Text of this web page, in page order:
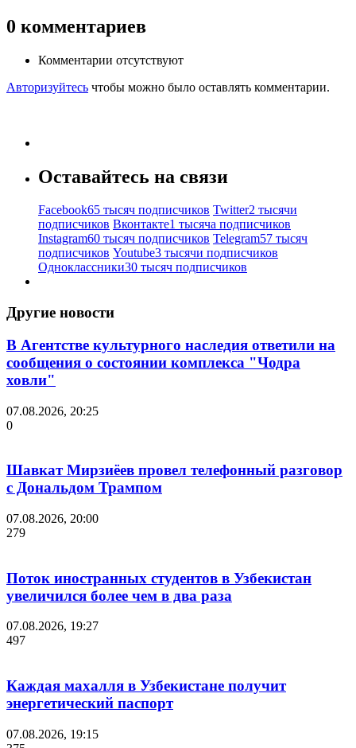
0 комментариев
Комментарии отсутствуют
Авторизуйтесь чтобы можно было оставлять комментарии.
Оставайтесь на связи
Facebook65 тысяч подписчиков Twitter2 тысячи
подписчиков Вконтакте1 тысяча подписчиков
Instagram60 тысяч подписчиков Telegram57 тысяч
подписчиков Youtube3 тысячи подписчиков
Одноклассники30 тысяч подписчиков
Другие новости
В Агентстве культурного наследия ответили на
сообщения о состоянии комплекса "Чодра
ховли"
07.08.2026, 20:25
0
Шавкат Мирзиёев провел телефонный разговор
с Дональдом Трампом
07.08.2026, 20:00
279
Поток иностранных студентов в Узбекистан
увеличился более чем в два раза
07.08.2026, 19:27
497
Каждая махалля в Узбекистане получит
энергетический паспорт
07.08.2026, 19:15